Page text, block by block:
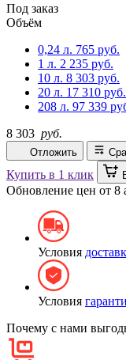
Под заказ
Объём
0,24 л. 765 руб.
1 л. 2 235 руб.
10 л. 8 303 руб.
20 л. 17 310 руб.
208 л. 97 339
8 303 руб.
Отложить
Купить в 1 клик
Обновление цен от 8
Условия
Условия
Почему с нами